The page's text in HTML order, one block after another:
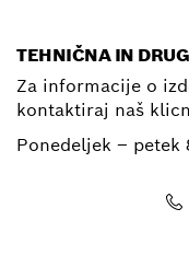
TEHNIČNA IN
Za informacije o
kontaktiraj naš
Ponedeljek – petek